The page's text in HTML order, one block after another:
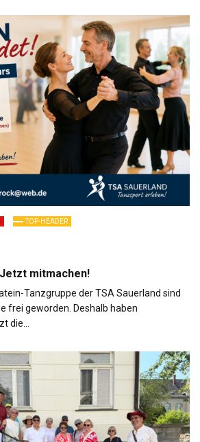
TOP-HEADER
mitmachen!
Tanzgruppe der TSA Sauerland sind
frei geworden. Deshalb haben
die…